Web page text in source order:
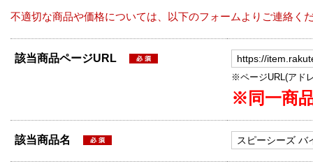
不適切な商品や価格については、以下のフォームよりご連絡く
該当商品ページURL
※ページURL(アド
※同一商
該当商品名